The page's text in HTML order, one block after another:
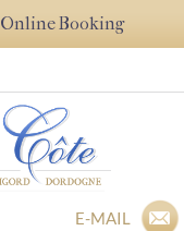
Online Booking
E-MAIL